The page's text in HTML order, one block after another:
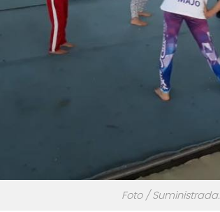
Foto /